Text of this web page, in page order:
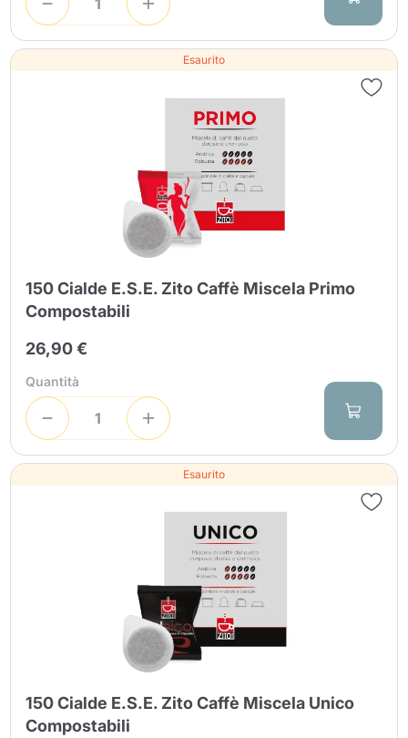
Esaurito
150 Cialde E.S.E. Zito Caffè Miscela Primo
Compostabili
26,90 €
Quantità
Esaurito
150 Cialde E.S.E. Zito Caffè Miscela Unico
Compostabili